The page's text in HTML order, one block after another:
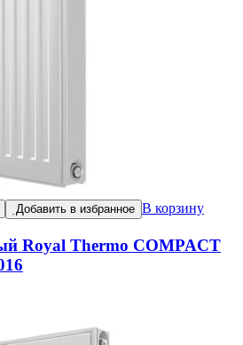
Добавить в избранное В корзину
Royal Thermo COMPACT